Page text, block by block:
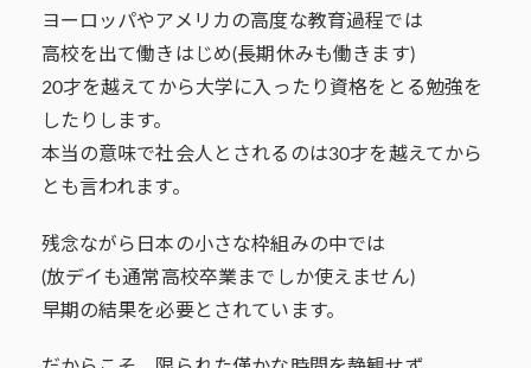
ヨーロッパやアメリカの高度な教育過程では
高校を出て働きはじめ(長期休みも働きます)
20才を越えてから大学に入ったり資格をとる勉強を
したりします。
本当の意味で社会人とされるのは30才を越えてから
とも言われます。
残念ながら日本の小さな枠組みの中では
(放デイも通常高校卒業までしか使えません)
早期の結果を必要とされています。